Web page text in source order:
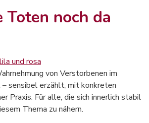
Toten noch da
von Verstorbenen im
sensibel erzählt, mit konkreten
Praxis. Für alle, die sich innerlich stabil
Thema zu nähern.